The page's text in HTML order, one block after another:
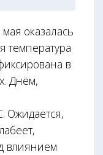
оказалась
температура
в
Днём,
Ожидается,
влиянием